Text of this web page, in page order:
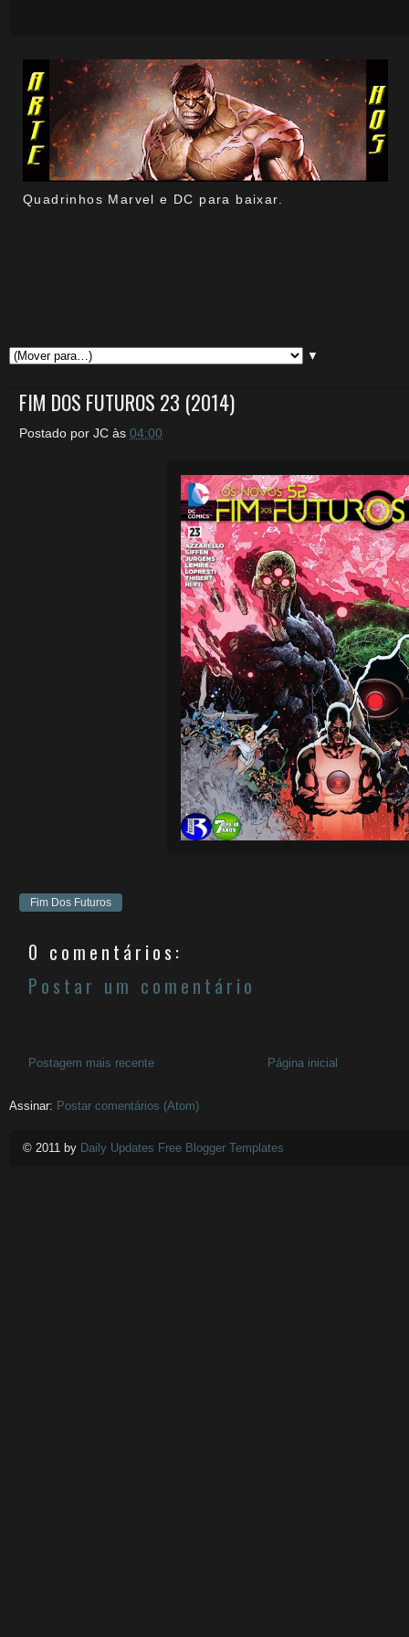
Quadrinhos Marvel e DC para baixar.
▼
FIM DOS FUTUROS 23 (2014)
Postado por JC às 04:00
Fim Dos Futuros
0 comentários:
Postar um comentário
Postagem mais recente Página inicial
Assinar: Postar comentários (Atom)
© 2011 by Daily Updates Free Blogger Templates